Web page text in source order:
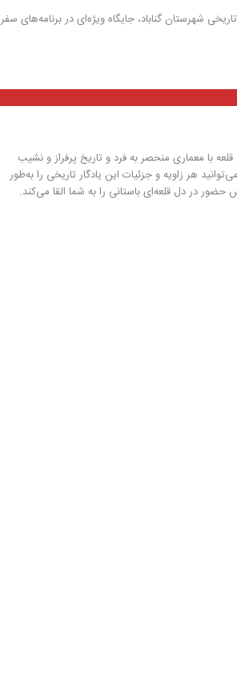
شهرستان گناباد، جایگاه ویژه‌ای در برنامه‌های سفر
با معماری منحصر به فرد و تاریخ پرفراز و نشیب
۳۶۰ درجه به شما هدیه می‌دهد. شما می‌توانید هر زاویه و جزئیات این یادگار تاریخی را به‌طور
در دل قلعه‌ای باستانی را به شما القا می‌کند.